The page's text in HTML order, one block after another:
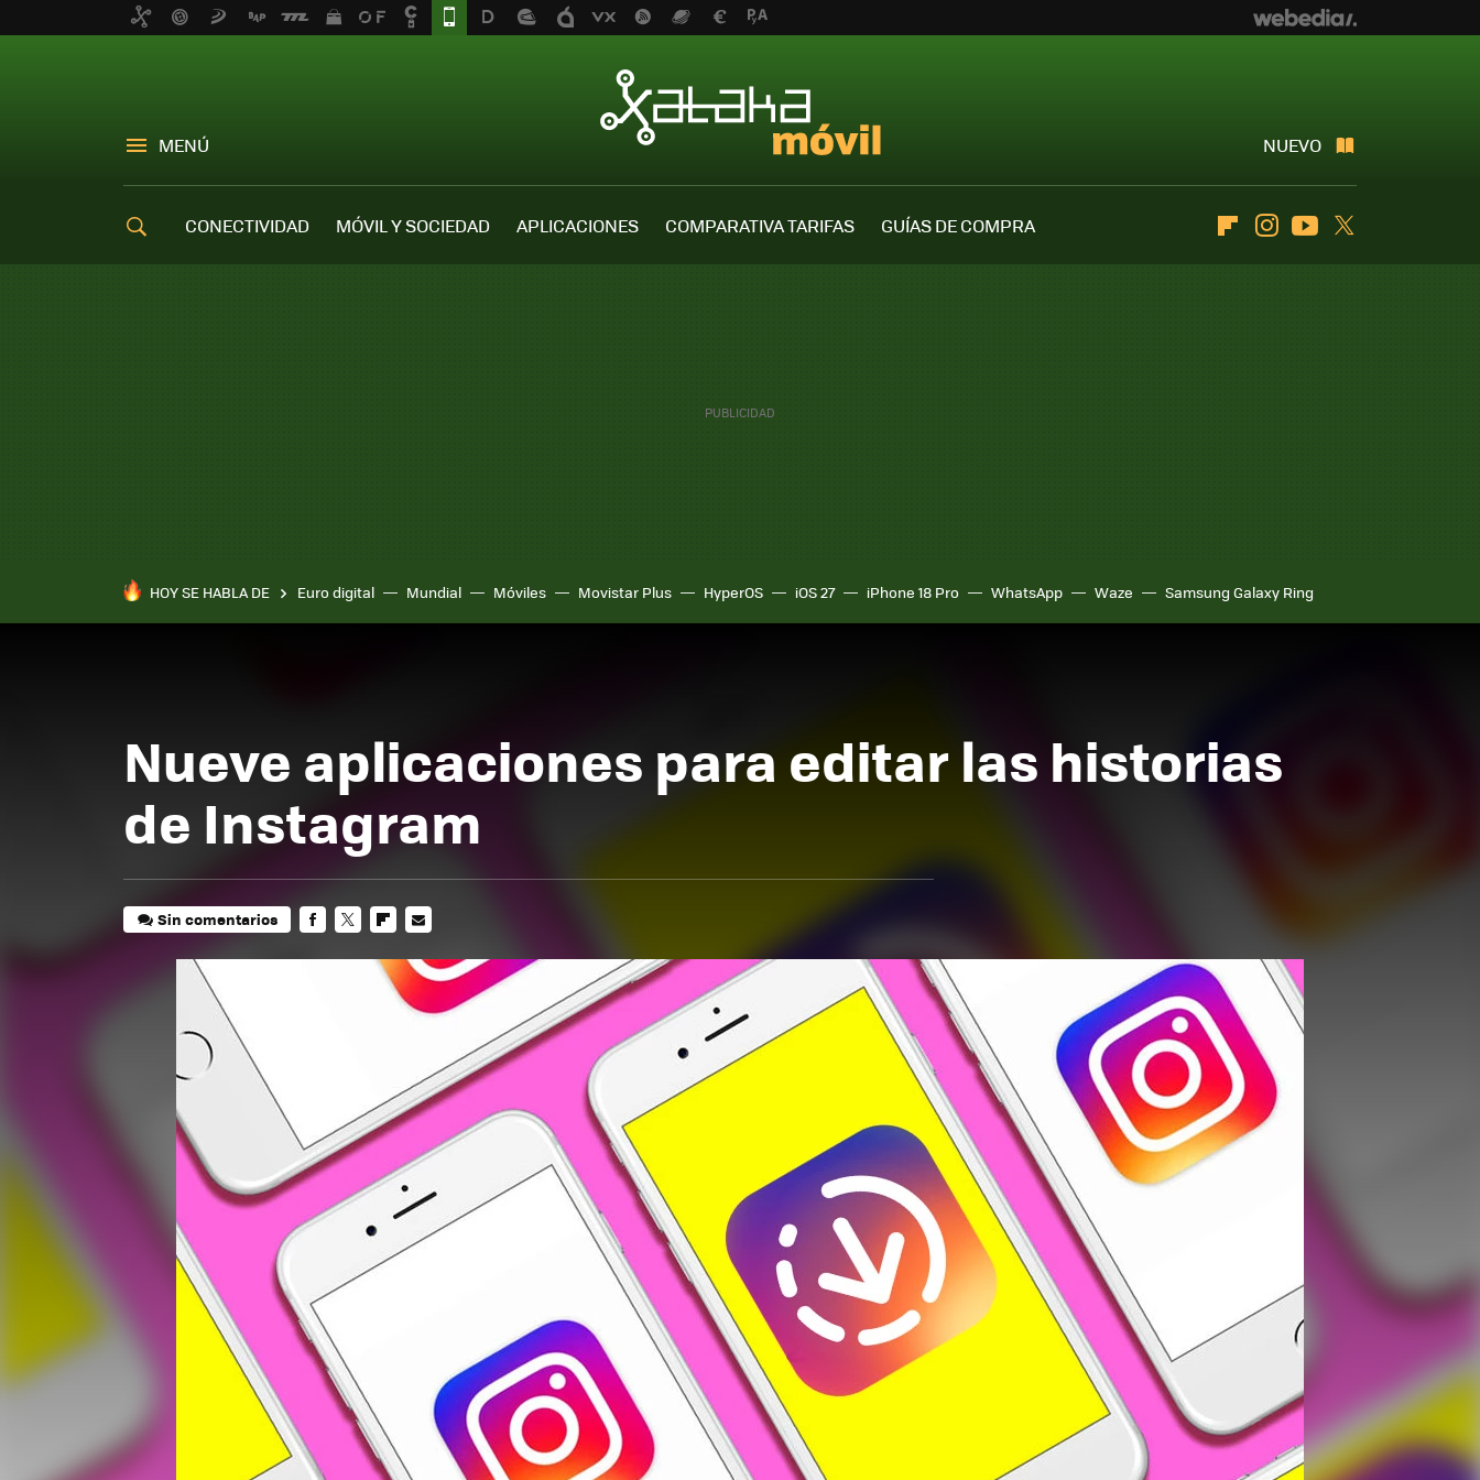
MENÚ NUEVO
CONECTIVIDAD MÓVIL Y SOCIEDAD APLICACIONES COMPARATIVA TARIFAS
GUÍAS DE COMPRA
FlipboardInstagramYoutube
HOY SE HABLA DE Euro digital Mundial Móviles Movistar Plus HyperOS iOS 27 iPhone 18 Pro WhatsApp Waze Samsung Galaxy Ring
Nueve aplicaciones para editar las historias
de Instagram
Sin comentarios
MAIL